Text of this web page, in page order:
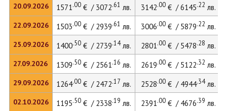
20.09.2026
22.09.2026
25.09.2026
27.09.2026
29.09.2026
02.10.2026
1571.00€ / 3072.61 лв. 3142.00€ / 6145.22 лв.
1503.00€ / 2939.61 лв. 3006.00€ / 5879.22 лв.
1400.50€ / 2739.14лв. 2801.00€ / 5478.28 лв.
1309.50€ / 2561.16 лв. 2619.00€ / 5122.32 лв.
1264.00€ / 2472.17 лв. 2528.00€ / 4944.34лв.
1195.50€ / 2338.19 лв. 2391.00€ / 4676.39 лв.